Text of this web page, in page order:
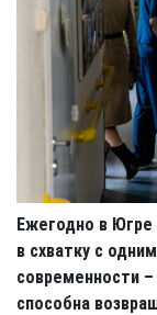
Ежегодно в Югре
в схватку с
современности
способна